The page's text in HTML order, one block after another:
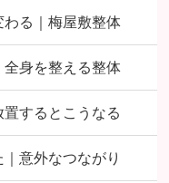
る｜梅屋敷整体
全身を整える整体
するとこうなる
意外なつながり